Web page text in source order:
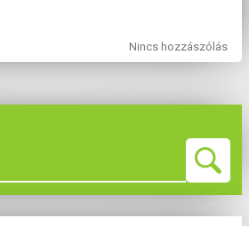
Nincs hozzászólás